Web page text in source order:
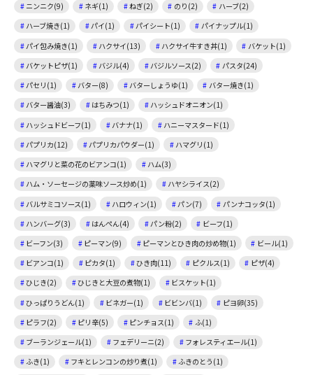
ニンニク(9)
ネギ(1) ねぎ(2) のり(2)
ハーブ(2)
ハーブ焼き(1)
パイ(1) パイシート(1)
パイナップル(1)
パイ包み焼き(1)
ハクサイ(13) ハクサイ牛すき丼(1)
バケット(1)
バケットピザ(1)
バジル(4) バジルソース(2)
パスタ(24)
パセリ(1)
バター(8) バターしょうゆ(1)
バター焼き(1)
バター醤油(3)
はちみつ(1)
ハッシュドオニオン(1)
ハッシュドビーフ(1)
バナナ(1)
ハニーマスタード(1)
パプリカ(12)
パプリカパウダー(1)
ハマグリ(1)
ハマグリと菜の花のビアンコ(1)
ハム(3)
ハム・ソーセージの薬味ソース炒め(1)
ハヤシライス(2)
バルサミコソース(1)
ハロウィン(1) パン(7)
パンナコッタ(1)
ハンバーグ(3)
はんぺん(4) パン粉(2)
ビーフ(1)
ビーフン(3)
ピーマン(9) ピーマンとひき肉の炒め物(1)
ビール(1)
ビアンコ(1)
ピカタ(1) ひき肉(11) ピクルス(1)
ピザ(4)
ひじき(2)
ひじきと大豆の煮物(1)
ビスケット(1)
ひっぱりうどん(1)
ビネガー(1) ビビンバ(1)
ピヨ卵(35)
ピラフ(2)
ピリ辛(5) ピンチョス(1)
ふ(1)
ブーランジェール(1)
フェデリーニ(2)
フォレスティエール(1)
ふき(1)
フキとレンコンの炒り煮(1)
ふきのとう(1)